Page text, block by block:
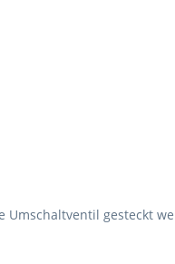
Umschaltventil gesteckt